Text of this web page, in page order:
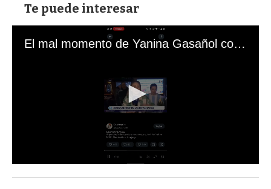
Te puede interesar
El mal momento de Yanina Gasañol con un hincha argentino en "Subrayado"
s